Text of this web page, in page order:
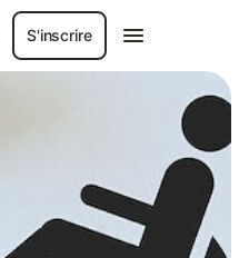
S'inscrire